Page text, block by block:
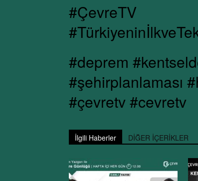
#ÇevreTV
#deprem
#şehirplanlaması
#çevretv #cevretv
İlgili Haberler DİĞER İÇERİKLER